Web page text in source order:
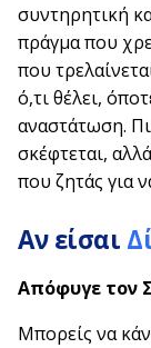
συντηρητική
πράγμα που
που
ό,τι θέλει,
αναστάτωση.
σκέφτεται,
που ζητάς για
Αν είσαι
Απόφυγε τον
Μπορείς να